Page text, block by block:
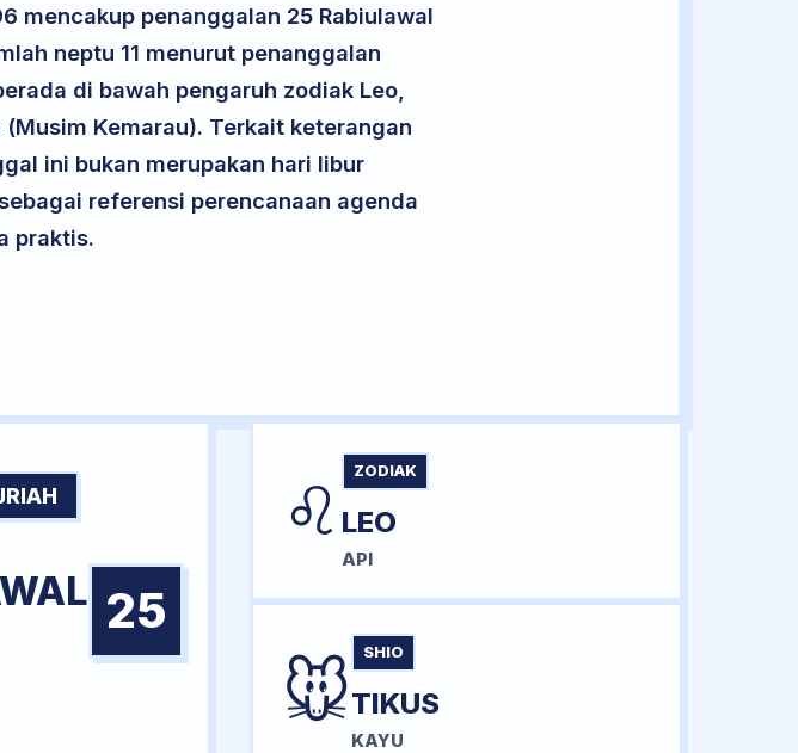
mencakup penanggalan 25 Rabiulawal
neptu 11 menurut penanggalan
di bawah pengaruh zodiak Leo,
Kemarau). Terkait keterangan
ini bukan merupakan hari libur
referensi perencanaan agenda
praktis.
25
♌ ZODIAK
LEO
API
🐭 SHIO
TIKUS
KAYU